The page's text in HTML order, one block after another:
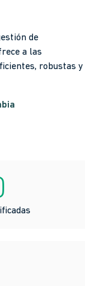
de
a las
robustas y